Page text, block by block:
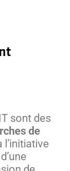
sont des
de
l’initiative